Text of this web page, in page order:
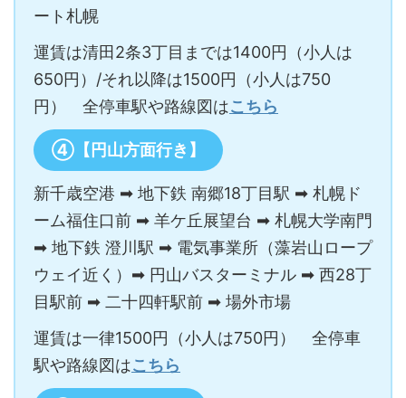
ート札幌
運賃は清田2条3丁目までは1400円（小人は
650円）/それ以降は1500円（小人は750
円） 全停車駅や路線図はこちら
④【円山方面行き】
新千歳空港 ➡ 地下鉄 南郷18丁目駅 ➡ 札幌ド
ーム福住口前 ➡ 羊ケ丘展望台 ➡ 札幌大学南門
➡ 地下鉄 澄川駅 ➡ 電気事業所（藻岩山ロープ
ウェイ近く）➡ 円山バスターミナル ➡ 西28丁
目駅前 ➡ 二十四軒駅前 ➡ 場外市場
運賃は一律1500円（小人は750円） 全停車
駅や路線図はこちら